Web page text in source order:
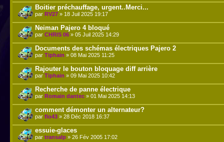
Boitier préchauffage, urgent..Merci...
par RV27 » 18 Juil 2025 19:17
Neiman Pajero 4 bloqué
par CHRIS 06 » 05 Juil 2025 14:29
Documents des schémas électriques Pajero 2
par Tiphain » 08 Mai 2025 11:25
Rajouter le bouton bloquage diff arrière
par Tiphain » 09 Mai 2025 10:42
Recherche de panne électrique
par Romain dantec » 01 Mai 2025 14:13
comment démonter un alternateur?
par flo43 » 28 Déc 2018 16:37
essuie-glaces
par transalp » 26 Fév 2005 17:02